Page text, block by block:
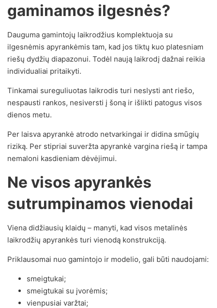
gaminamos ilgesnės?
Dauguma gamintojų laikrodžius komplektuoja su
ilgesnėmis apyrankėmis tam, kad jos tiktų kuo platesniam
riešų dydžių diapazonui. Todėl naują laikrodį dažnai reikia
individualiai pritaikyti.
Tinkamai sureguliuotas laikrodis turi neslysti ant riešo,
nespausti rankos, nesiversti į šoną ir išlikti patogus visos
dienos metu.
Per laisva apyrankė atrodo netvarkingai ir didina smūgių
riziką. Per stipriai suveržta apyrankė vargina riešą ir tampa
nemaloni kasdieniam dėvėjimui.
Ne visos apyrankės
sutrumpinamos vienodai
Viena didžiausių klaidų – manyti, kad visos metalinės
laikrodžių apyrankės turi vienodą konstrukciją.
Priklausomai nuo gamintojo ir modelio, gali būti naudojami:
smeigtukai;
smeigtukai su įvorėmis;
vienpusiai varžtai;